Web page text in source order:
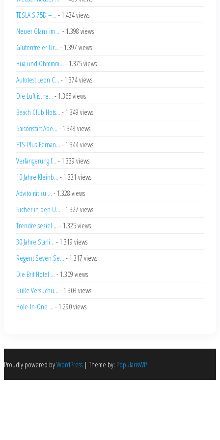
TESLA S 75D –... - 1.434 views
Neuer Glanz im ... - 1.398 views
Glutenfreier Ur... - 1.397 views
Hüa und Ohmmm... - 1.375 views
Autotest Leon C... - 1.374 views
Die Luft ist re... - 1.365 views
Beach Club Hots... - 1.349 views
Saisonstart Abe... - 1.348 views
ETS-Plus-Fernan... - 1.344 views
Verlängerung f... - 1.339 views
10 Jahre Kleinb... - 1.331 views
Advito rät zu ... - 1.328 views
Sicher in den U... - 1.327 views
Trendreiseziel ... - 1.325 views
30 Jahre Starli... - 1.319 views
Regent Seven Se... - 1.317 views
Die Brit Hotel ... - 1.309 views
Süße Versuchu... - 1.303 views
Hole-In-One ... - 1.290 views
Proudly powered byWordPress | Theme by: PopularisWP